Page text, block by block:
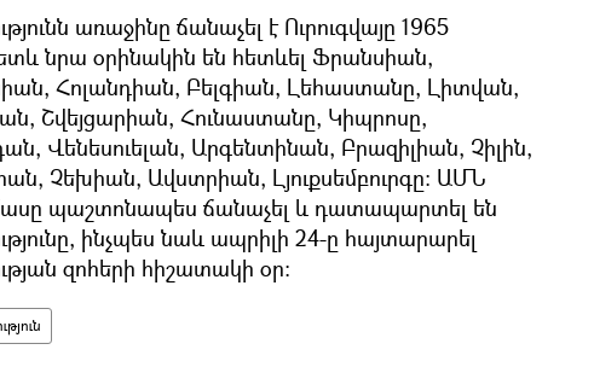
առաջինը ճանաչել է Ուրուգվայը 1965
նրա օրինակին են հետևել Ֆրանսիան,
Հոլանդիան, Բելգիան, Լեհաստանը, Լիտվան,
Շվեյցարիան, Հունաստանը, Կիպրոսը,
Վենեսուելան, Արգենտինան, Բրազիլիան, Չիլին,
Չեխիան, Ավստրիան, Լյուքսեմբուրգը։ ԱՄՆ
պաշտոնապես ճանաչել և դատապարտել են
ինչպես նաև ապրիլի 24-ը հայտարարել
զոհերի հիշատակի օր։